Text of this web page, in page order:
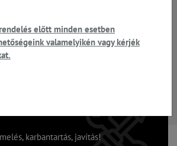
karbantartás, javítás!
előtt minden esetben
valamelyikén vagy kérjék